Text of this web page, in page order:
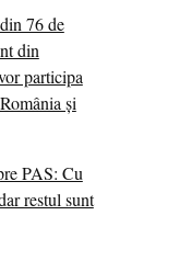
76 de
din
participa
și
PAS: Cu
restul sunt